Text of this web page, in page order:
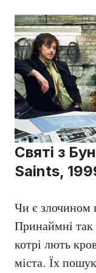
Святі з
Saints,
Чи є злочином
Принаймні так
котрі лють
міста. Їх